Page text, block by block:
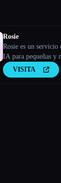
Rosie
Rosie es un servicio
IA para pequeñas y
VISITA